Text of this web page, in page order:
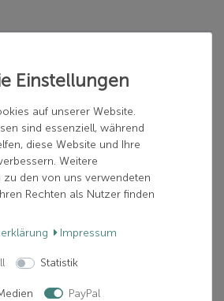
6 verfügbar
5 Tage(n)
In den Warenkorb
4250423604958
auf unserer Website.
sind essenziell, während
diese Website und Ihre
Weitere
den von uns verwendeten
Rechten als Nutzer finden
Impressum
Statistik
PayPal